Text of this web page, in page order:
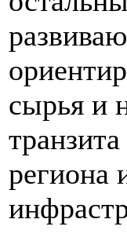
сырья и
региона